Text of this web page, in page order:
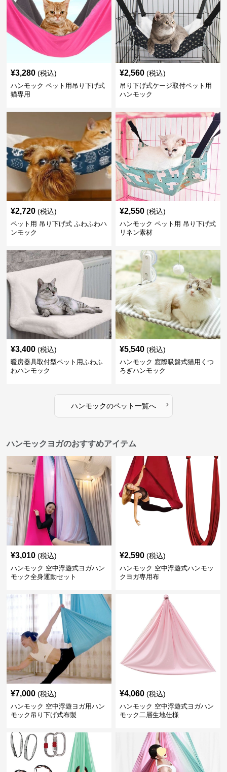
¥3,280 (税込)
ハンモック ペット用吊り下げ式
猫専用
¥2,560 (税込)
吊り下げ式ケージ取付ペット用
ハンモック
¥2,720 (税込)
ペット用 吊り下げ式 ふわふわハ
ンモック
¥2,550 (税込)
ハンモック ペット用 吊り下げ式
リネン素材
¥3,400 (税込)
暖房器具取付型ペット用ふわふ
わハンモック
¥5,540 (税込)
ハンモック 窓際吸盤式猫用くつ
ろぎハンモック
ハンモックのペット一覧へ ›
ハンモックヨガのおすすめアイテム
¥3,010 (税込)
ハンモック 空中浮遊式ヨガハン
モック全身運動セット
¥2,590 (税込)
ハンモック 空中浮遊式ハンモッ
クヨガ専用布
¥7,000 (税込)
ハンモック 空中浮遊ヨガ用ハン
モック吊り下げ式布製
¥4,060 (税込)
ハンモック 空中浮遊式ヨガハン
モック二層生地仕様